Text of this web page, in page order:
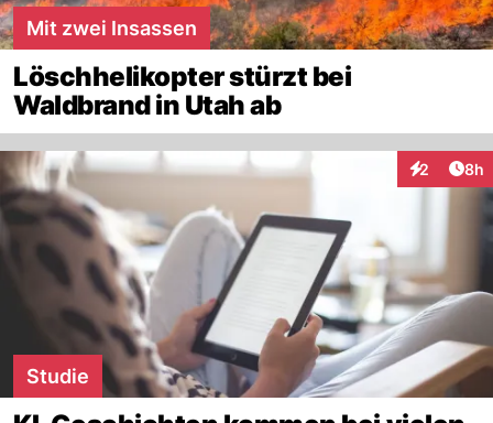
Mit zwei Insassen
Löschhelikopter stürzt bei
Waldbrand in Utah ab
2 8h
Studie